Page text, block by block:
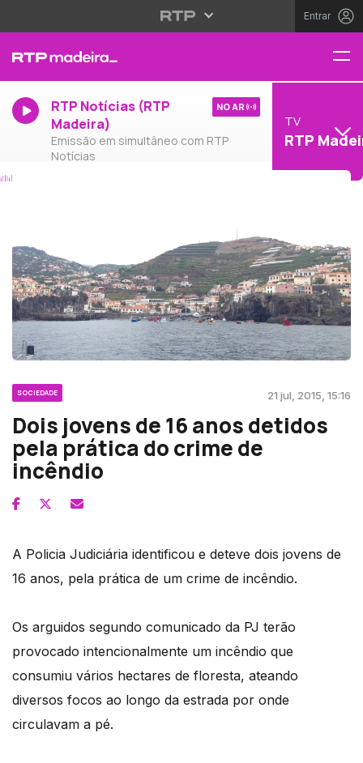
Entrar
RTP Notícias (RTP
Madeira)
Emissão em simultâneo com RTP
Notícias
NO AR
TV
RTP
SOCIEDADE 21 jul, 2015, 15:16
Dois jovens de 16 anos detidos
pela prática do crime de
incêndio
A Policia Judiciária identificou e deteve dois jovens de
16 anos, pela prática de um crime de incêndio.
Os arguidos segundo comunicado da PJ terão
provocado intencionalmente um incêndio que
consumiu vários hectares de floresta, ateando
diversos focos ao longo da estrada por onde
circulavam a pé.